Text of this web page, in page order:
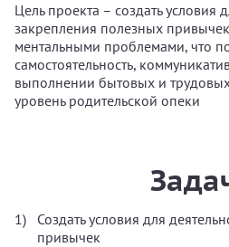
Цель проекта – создать условия
закрепления полезных
ментальными проблемами, что
самостоятельность,
выполнении бытовых и
уровень родительской опеки
Создать условия для
привычек